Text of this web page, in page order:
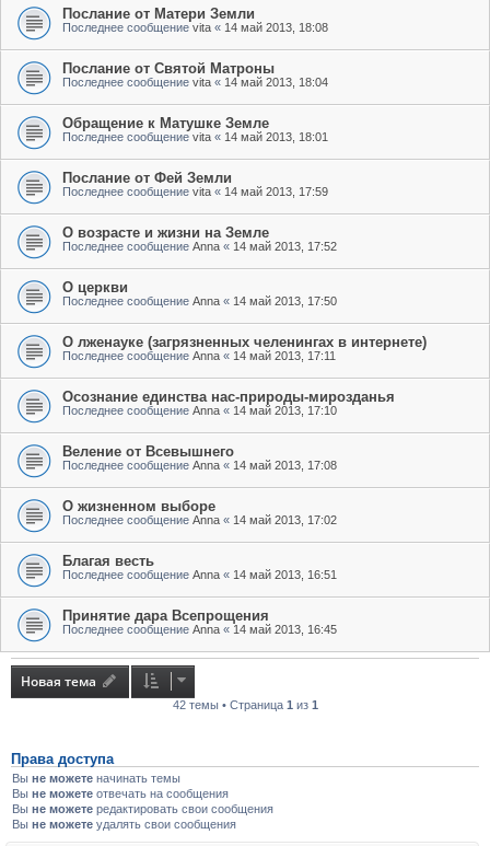
Послание от Матери Земли
Последнее сообщение vita « 14 май 2013, 18:08
Послание от Святой Матроны
Последнее сообщение vita « 14 май 2013, 18:04
Обращение к Матушке Земле
Последнее сообщение vita « 14 май 2013, 18:01
Послание от Фей Земли
Последнее сообщение vita « 14 май 2013, 17:59
О возрасте и жизни на Земле
Последнее сообщение Anna « 14 май 2013, 17:52
О церкви
Последнее сообщение Anna « 14 май 2013, 17:50
О лженауке (загрязненных челенингах в интернете)
Последнее сообщение Anna « 14 май 2013, 17:11
Осознание единства нас-природы-мирозданья
Последнее сообщение Anna « 14 май 2013, 17:10
Веление от Всевышнего
Последнее сообщение Anna « 14 май 2013, 17:08
О жизненном выборе
Последнее сообщение Anna « 14 май 2013, 17:02
Благая весть
Последнее сообщение Anna « 14 май 2013, 16:51
Принятие дара Всепрощения
Последнее сообщение Anna « 14 май 2013, 16:45
Новая тема
42 темы • Страница 1 из 1
Права доступа
Вы не можете начинать темы
Вы не можете отвечать на сообщения
Вы не можете редактировать свои сообщения
Вы не можете удалять свои сообщения